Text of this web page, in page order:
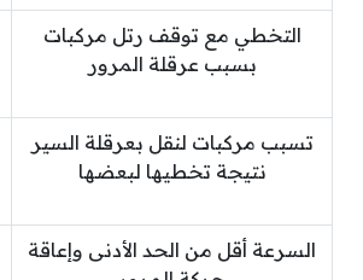
التخطي مع توقف رتل مركبات
بسبب عرقلة المرور
تسبب مركبات لنقل بعرقلة السير
نتيجة تخطيها لبعضها
السرعة أقل من الحد الأدنى وإعاقة